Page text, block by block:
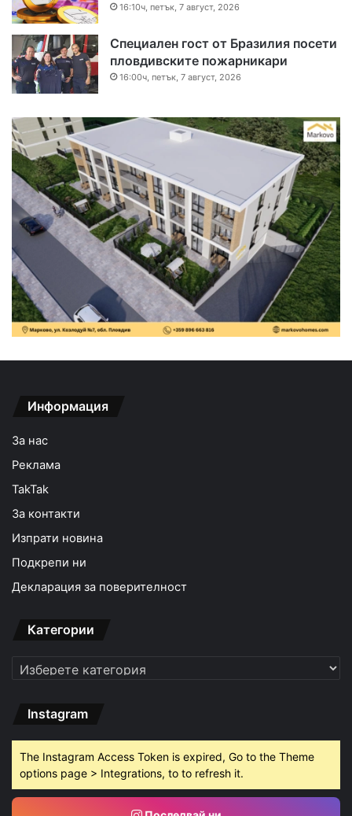
16:10ч, петък, 7 август, 2026
Специален гост от Бразилия посети
пловдивските пожарникари
16:00ч, петък, 7 август, 2026
Информация
За нас
Реклама
TakTak
За контакти
Изпрати новина
Подкрепи ни
Декларация за поверителност
Категории
Категории
Instagram
The Instagram Access Token is expired, Go to the Theme
options page > Integrations, to to refresh it.